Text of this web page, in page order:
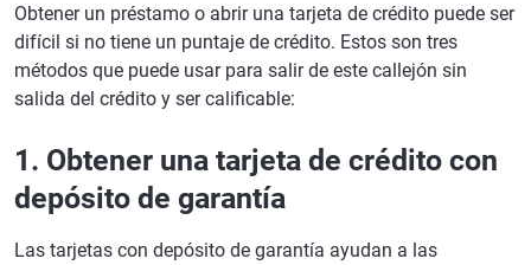
Obtener un préstamo o abrir una tarjeta de crédito puede ser
difícil si no tiene un puntaje de crédito. Estos son tres
métodos que puede usar para salir de este callejón sin
salida del crédito y ser calificable:
1. Obtener una tarjeta de crédito con
depósito de garantía
Las tarjetas con depósito de garantía ayudan a las